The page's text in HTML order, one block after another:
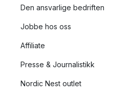
Den ansvarlige bedriften
Jobbe hos oss
Affiliate
Presse & Journalistikk
Nordic Nest outlet